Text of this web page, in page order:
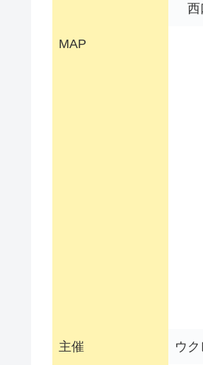
西
MAP
主催 ウ